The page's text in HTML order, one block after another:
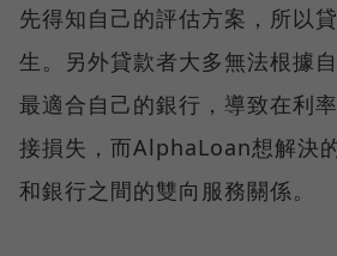
先得知自己的評估方案，所以
生。另外貸款者大多無法根據
最適合自己的銀行，導致在利
接損失，而AlphaLoan想解決
和銀行之間的雙向服務關係。